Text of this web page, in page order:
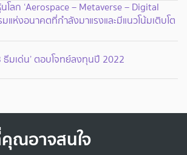
โลก ‘Aerospace – Metaverse – Digital
มแห่งอนาคตที่กำลังมาแรงและมีแนวโน้มเติบโต
ธีมเด่น’ ตอบโจทย์ลงทุนปี 2022
ณอาจสนใจ